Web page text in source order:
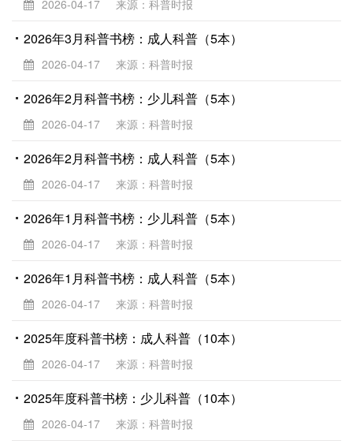
2026-04-17 来源：科普时报
2026年3月科普书榜：成人科普（5本）
2026-04-17 来源：科普时报
2026年2月科普书榜：少儿科普（5本）
2026-04-17 来源：科普时报
2026年2月科普书榜：成人科普（5本）
2026-04-17 来源：科普时报
2026年1月科普书榜：少儿科普（5本）
2026-04-17 来源：科普时报
2026年1月科普书榜：成人科普（5本）
2026-04-17 来源：科普时报
2025年度科普书榜：成人科普（10本）
2026-04-17 来源：科普时报
2025年度科普书榜：少儿科普（10本）
2026-04-17 来源：科普时报